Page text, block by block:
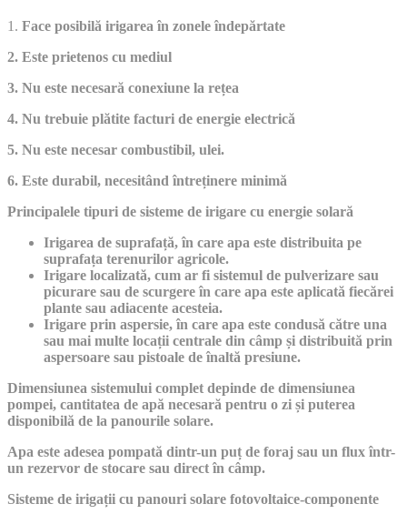
1. Face posibilă irigarea în zonele îndepărtate
2. Este prietenos cu mediul
3. Nu este necesară conexiune la rețea
4. Nu trebuie plătite facturi de energie electrică
5. Nu este necesar combustibil, ulei.
6. Este durabil, necesitând întreținere minimă
Principalele tipuri de sisteme de irigare cu energie solară
Irigarea de suprafață, în care apa este distribuita pe
suprafața terenurilor agricole.
Irigare localizată, cum ar fi sistemul de pulverizare sau
picurare sau de scurgere în care apa este aplicată fiecărei
plante sau adiacente acesteia.
Irigare prin aspersie, în care apa este condusă către una
sau mai multe locații centrale din câmp și distribuită prin
aspersoare sau pistoale de înaltă presiune.
Dimensiunea sistemului complet depinde de dimensiunea
pompei, cantitatea de apă necesară pentru o zi și puterea
disponibilă de la panourile solare.
Apa este adesea pompată dintr-un puț de foraj sau un flux într-
un rezervor de stocare sau direct în câmp.
Sisteme de irigații cu panouri solare fotovoltaice-componente